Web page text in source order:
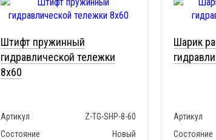
Штифт пружинный
гидравлической тележки
8x60
Артикул
Z-TG-SHP-8-60
Состояние
Новый
Шарик
Артикул
Состояние